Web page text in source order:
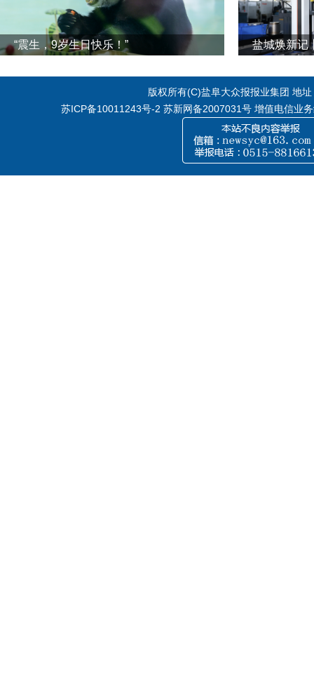
“震生，9岁生日快乐！”
版权所有(C)盐阜大众报报业集团 地
苏ICP备10011243号-2 苏新网备2007031号 增值电信业